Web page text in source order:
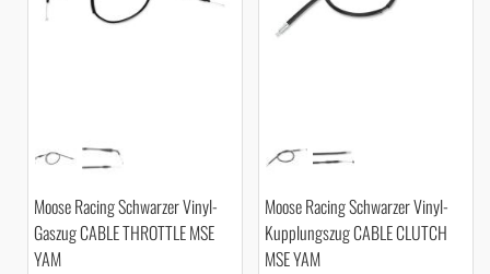
Moose Racing Schwarzer Vinyl-
Gaszug CABLE THROTTLE MSE
YAM
Moose Racing Schwarzer Vinyl-
Kupplungszug CABLE CLUTCH
MSE YAM